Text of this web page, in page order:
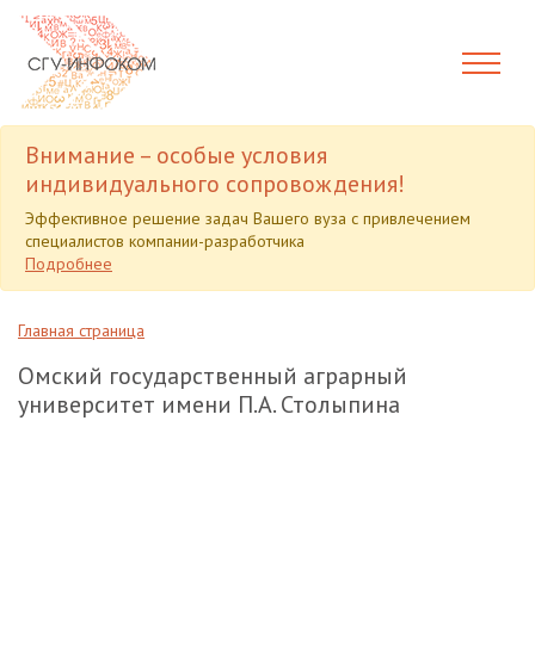
Внимание – особые условия
индивидуального сопровождения!
Эффективное решение задач Вашего вуза с привлечением
специалистов компании-разработчика
Подробнее
Главная страница
Омский государственный аграрный
университет имени П.А. Столыпина